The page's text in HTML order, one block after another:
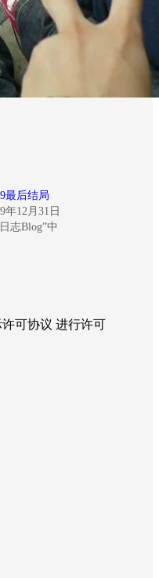
最后结局
年12月31日
志Blog”中
可协议 进行许可